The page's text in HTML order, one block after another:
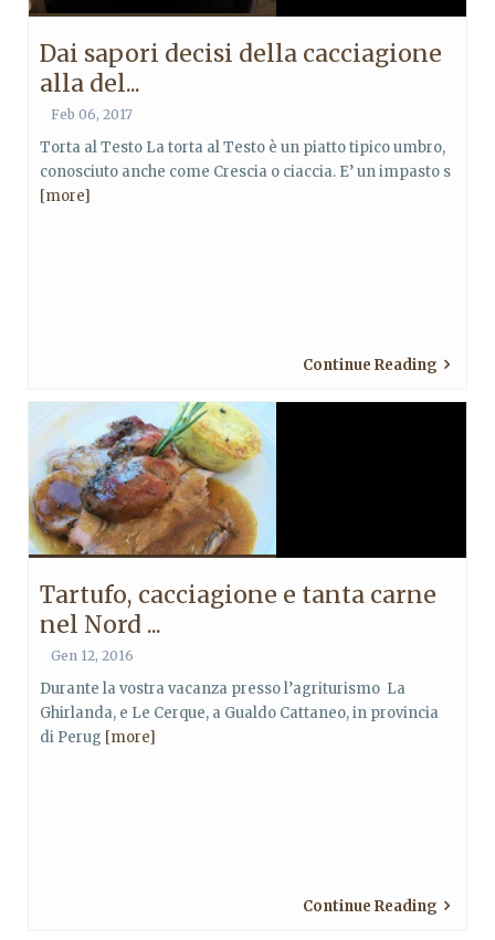
Dai sapori decisi della cacciagione
alla del...
Feb 06, 2017
Torta al Testo La torta al Testo è un piatto tipico umbro,
conosciuto anche come Crescia o ciaccia. E’ un impasto s
[more]
Continue Reading
Tartufo, cacciagione e tanta carne
nel Nord ...
Gen 12, 2016
Durante la vostra vacanza presso l’agriturismo La
Ghirlanda, e Le Cerque, a Gualdo Cattaneo, in provincia
di Perug [more]
Continue Reading